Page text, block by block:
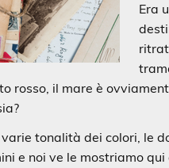
Era
rosso, il mare è
tonalità dei colori, le
e noi ve le mostriamo